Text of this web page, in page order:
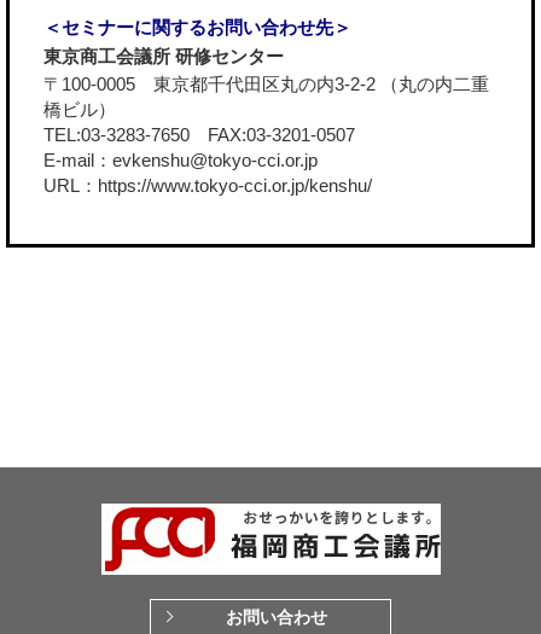
＜セミナーに関するお問い合わせ先＞
東京商工会議所 研修センター
〒100-0005 東京都千代田区丸の内3-2-2 （丸の内二重
橋ビル）
TEL:03-3283-7650 FAX:03-3201-0507
E-mail：evkenshu@tokyo-cci.or.jp
URL： https://www.tokyo-cci.or.jp/kenshu/
お問い合わせ